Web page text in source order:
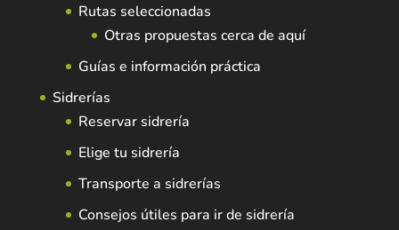
Rutas seleccionadas
Otras propuestas cerca de aquí
Guías e información práctica
Sidrerías
Reservar sidrería
Elige tu sidrería
Transporte a sidrerías
Consejos útiles para ir de sidrería